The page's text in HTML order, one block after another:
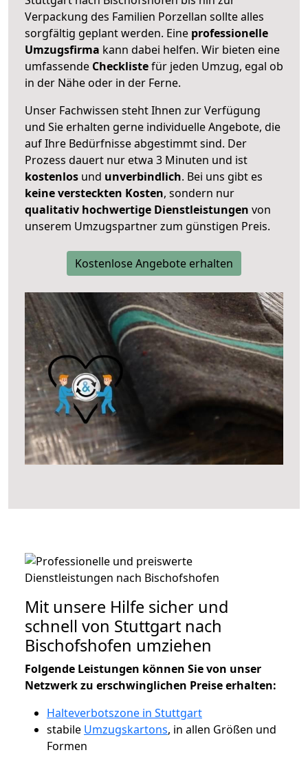
Verpackung des Familien Porzellan sollte alles
sorgfältig geplant werden. Eine professionelle
Umzugsfirma kann dabei helfen. Wir bieten eine
umfassende Checklistefür jeden Umzug, egal ob
in der Nähe oder in der Ferne.
Unser Fachwissen steht Ihnen zur Verfügung
und Sie erhalten gerne individuelle Angebote, die
auf Ihre Bedürfnisse abgestimmt sind. Der
Prozess dauert nur etwa 3 Minuten und ist
kostenlos und unverbindlich. Bei uns gibt es
keine versteckten Kosten, sondern nur
qualitativ hochwertige Dienstleistungen von
unserem Umzugspartner zum günstigen Preis.
Kostenlose Angebote erhalten
Mit unsere Hilfe sicher und
schnell von Stuttgart nach
Bischofshofen umziehen
Folgende Leistungen können Sie von unser
Netzwerk zu erschwinglichen Preise erhalten:
Halteverbotszone in Stuttgart
stabile Umzugskartons, in allen Größen und
Formen